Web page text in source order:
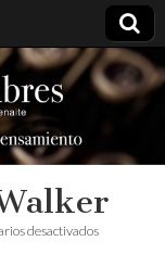
desactivadosen